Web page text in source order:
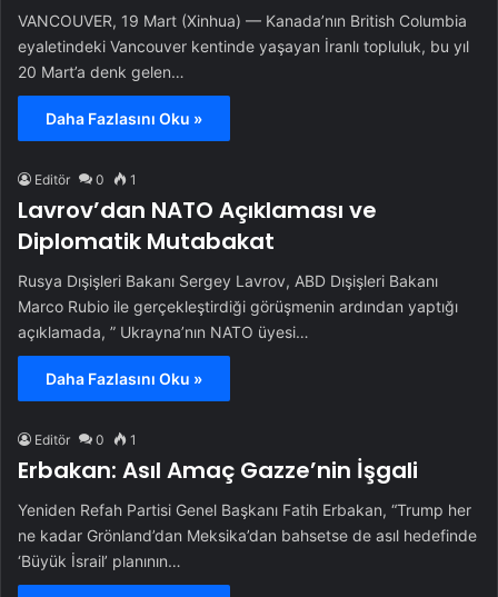
VANCOUVER, 19 Mart (Xinhua) — Kanada’nın British Columbia
eyaletindeki Vancouver kentinde yaşayan İranlı topluluk, bu yıl
20 Mart’a denk gelen…
Daha Fazlasını Oku »
Editör 0 1
Lavrov’dan NATO Açıklaması ve
Diplomatik Mutabakat
Rusya Dışişleri Bakanı Sergey Lavrov, ABD Dışişleri Bakanı
Marco Rubio ile gerçekleştirdiği görüşmenin ardından yaptığı
açıklamada, ” Ukrayna’nın NATO üyesi…
Daha Fazlasını Oku »
Editör 0 1
Erbakan: Asıl Amaç Gazze’nin İşgali
Yeniden Refah Partisi Genel Başkanı Fatih Erbakan, “Trump her
ne kadar Grönland’dan Meksika’dan bahsetse de asıl hedefinde
‘Büyük İsrail’ planının…